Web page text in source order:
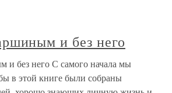
и без него
без него С самого начала мы
в этой книге были собраны